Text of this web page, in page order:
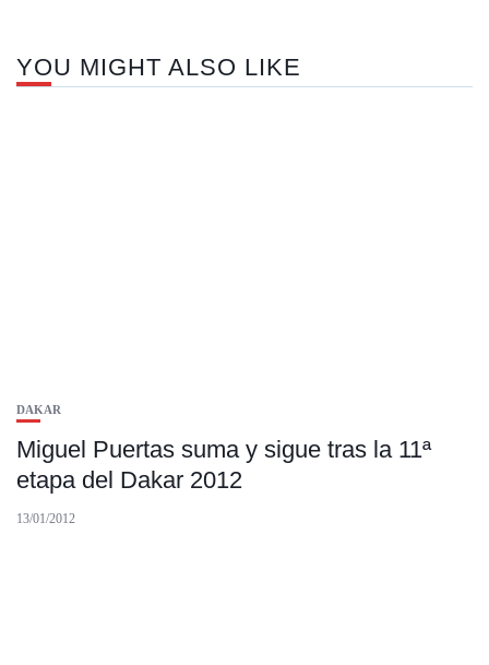
YOU MIGHT ALSO LIKE
DAKAR
Miguel Puertas suma y sigue tras la 11ª
etapa del Dakar 2012
13/01/2012